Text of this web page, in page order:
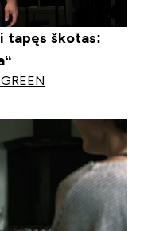
tapęs škotas: